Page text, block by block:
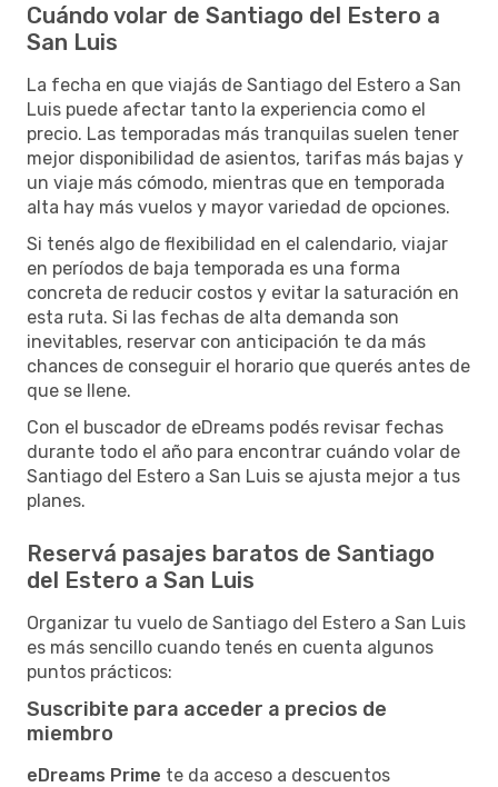
Cuándo volar de Santiago del Estero a
San Luis
La fecha en que viajás de Santiago del Estero a San
Luis puede afectar tanto la experiencia como el
precio. Las temporadas más tranquilas suelen tener
mejor disponibilidad de asientos, tarifas más bajas y
un viaje más cómodo, mientras que en temporada
alta hay más vuelos y mayor variedad de opciones.
Si tenés algo de flexibilidad en el calendario, viajar
en períodos de baja temporada es una forma
concreta de reducir costos y evitar la saturación en
esta ruta. Si las fechas de alta demanda son
inevitables, reservar con anticipación te da más
chances de conseguir el horario que querés antes de
que se llene.
Con el buscador de eDreams podés revisar fechas
durante todo el año para encontrar cuándo volar de
Santiago del Estero a San Luis se ajusta mejor a tus
planes.
Reservá pasajes baratos de Santiago
del Estero a San Luis
Organizar tu vuelo de Santiago del Estero a San Luis
es más sencillo cuando tenés en cuenta algunos
puntos prácticos:
Suscribite para acceder a precios de
miembro
eDreams Prime te da acceso a descuentos